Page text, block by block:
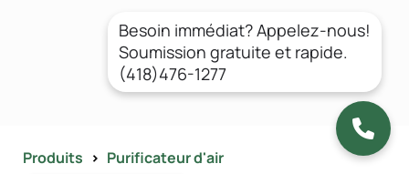
Produits > Purificateur d'air
Besoin immédiat? Appelez-nous!
Soumission gratuite et rapide.
(418)476-1277